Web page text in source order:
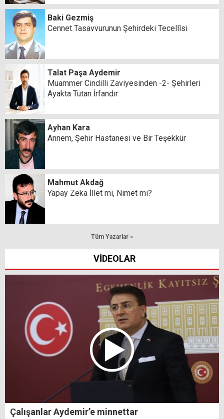
Baki Gezmiş
Cennet Tasavvurunun Şehirdeki Tecellîsi
Talat Paşa Aydemir
Muammer Cindilli Zaviyesinden -2- Şehirleri
Ayakta Tutan İrfandır
Ayhan Kara
Annem, Şehir Hastanesi ve Bir Teşekkür
Mahmut Akdağ
Yapay Zeka İllet mi, Nimet mi?
Tüm Yazarlar »
VİDEOLAR
Çalışanlar Aydemir’e minnettar